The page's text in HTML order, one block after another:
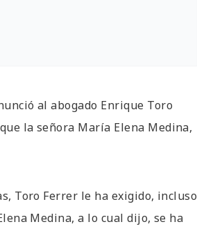
al abogado Enrique Toro
la señora María Elena Medina,
Toro Ferrer le ha exigido, incluso
Medina, a lo cual dijo, se ha